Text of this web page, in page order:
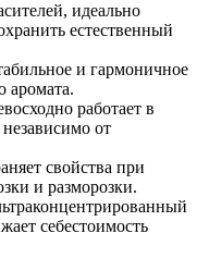
идеально
естественный
и гармоничное
аромата.
работает в
от
свойства при
и разморозки.
себестоимость